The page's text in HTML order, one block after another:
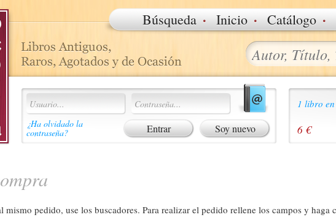
Búsqueda · Inicio · Catálogo ·
¿Ha olvidado la
contraseña? Soy nuevo
1 libro
6 €
mismo pedido, use los buscadores. Para realizar el pedido rellene los campos y haga